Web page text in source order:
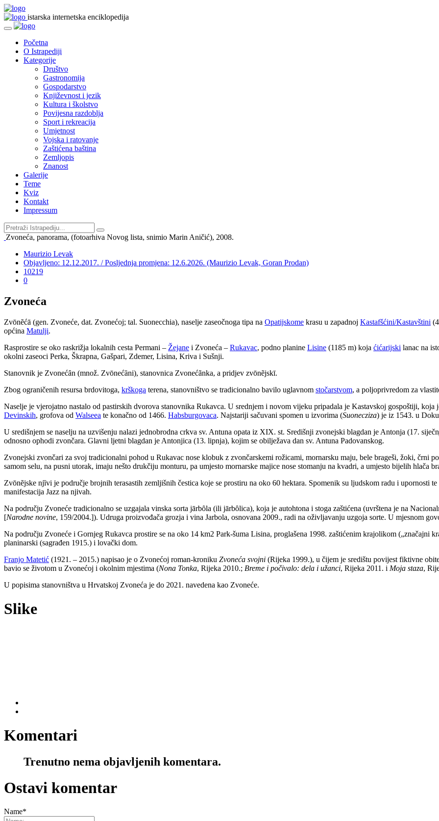
istarska internetska enciklopedija
Početna
O Istrapediji
Kategorije
Društvo
Gastronomija
Gospodarstvo
Književnost i jezik
Kultura i školstvo
Povijesna razdoblja
Sport i rekreacija
Umjetnost
Vojska i ratovanje
Zaštićena baština
Zemljopis
Znanost
Galerije
Teme
Kviz
Kontakt
Impressum
Zvoneća, panorama, (fotoarhiva Novog lista, snimio Marin Aničić), 2008.
Maurizio Levak
Objavljeno: 12.12.2017. / Posljednja promjena: 12.6.2026. (Maurizio Levak, Goran Prodan)
10219
0
Zvoneća
Zvōnẽćā (gen. Zvoneće, dat. Zvonećoj; tal. Suonecchia), naselje zaseočnoga tipa na Opatijskome krasu u zapadnoj Kastafšćini/Kastavštini
općina Matulji.
Rasprostire se oko raskrižja lokalnih cesta Permani – Žejane i Zvoneća – Rukavac, podno planine Lisine (1185 m) koja ćićarijski lanac na
okolni zaseoci Perka, Škrapna, Gašpari, Zdemer, Lisina, Kriva i Sušnji.
Stanovnik je Zvonećȃn (množ. Zvōnećȁni), stanovnica Zvonećãnka, a pridjev zvōnẽjskī.
Zbog ograničenih resursa brdovitoga, krškoga terena, stanovništvo se tradicionalno bavilo uglavnom stočarstvom, a poljoprivredom za
Naselje je vjerojatno nastalo od pastirskih dvorova stanovnika Rukavca. U srednjem i novom vijeku pripadala je Kastavskoj gospoštiji,
Devinskih, grofova od Walseea te konačno od 1466. Habsburgovaca. Najstariji sačuvani spomen u izvorima (Suonecziza) je iz 1543. u
U središnjem se naselju na uzvišenju nalazi jednobrodna crkva sv. Antuna opata iz XIX. st. Središnji zvonejski blagdan je Antonja (17.
odnosno ophodi zvončara. Glavni ljetni blagdan je Antonjica (13. lipnja), kojim se obilježava dan sv. Antuna Padovanskog.
Zvonejski zvončari za svoj tradicionalni pohod u Rukavac nose klobuk z zvončarskemi rožicami, mornarsku maju, bele brageši, žoki, črni
samom selu, na pusni utorak, imaju nešto drukčiju monturu, pa umjesto mornarske majice nose stomanju na kvadri, a umjesto bijelih hlača
Zvōnẽjske njȉvi je područje brojnih terasastih zemljišnih čestica koje se prostiru na oko 60 hektara. Spomenik su ljudskom radu i upornosti
manifestacija Jazz na njivah.
Na području Zvoneće tradicionalno se uzgajala vinska sorta jārbȏla (ili jārbȏlica), koja je autohtona i stoga zaštićena (uvrštena je na
[Narodne novine, 159/2004.]). Udruga proizvođača grozja i vina Jarbola, osnovana 2009., radi na oživljavanju uzgoja sorte. U mjesnom
Na području Zvoneće i Gornjeg Rukavca prostire se na oko 14 km2 Park-šuma Lisina, proglašena 1998. zaštićenim krajolikom („značajni
planinarski (sagrađen 1915.) i lovački dom.
Franjo Matetić (1921. – 2015.) napisao je o Zvonećoj roman-kroniku Zvoneća svojni (Rijeka 1999.), u čijem je središtu povijest fiktivne
bavio se životom u Zvonećoj i okolnim mjestima (Nona Tonka, Rijeka 2010.; Breme i počivalo: dela i užanci, Rijeka 2011. i Moja staza,
U popisima stanovništva u Hrvatskoj Zvoneća je do 2021. navedena kao Zvoneće.
Slike
Komentari
Trenutno nema objavljenih komentara.
Ostavi komentar
Name*